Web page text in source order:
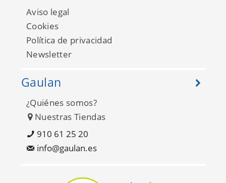
Aviso legal
Cookies
Política de privacidad
Newsletter
Gaulan
¿Quiénes somos?
Nuestras Tiendas
910 61 25 20
info@gaulan.es